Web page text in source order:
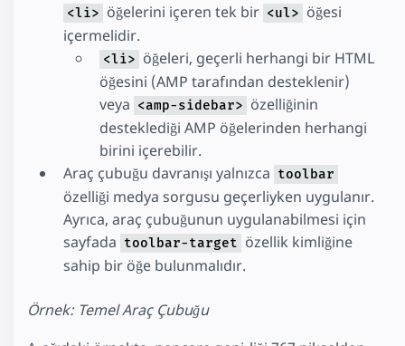
<li> öğelerini içeren tek bir <ul> öğesi
içermelidir.
<li> öğeleri, geçerli herhangi bir HTML
öğesini (AMP tarafından desteklenir)
veya <amp-sidebar> özelliğinin
desteklediği AMP öğelerinden herhangi
birini içerebilir.
Araç çubuğu davranışı yalnızca toolbar
özelliği medya sorgusu geçerliyken uygulanır.
Ayrıca, araç çubuğunun uygulanabilmesi için
sayfada toolbar-target özellik kimliğine
sahip bir öğe bulunmalıdır.
Örnek: Temel Araç Çubuğu